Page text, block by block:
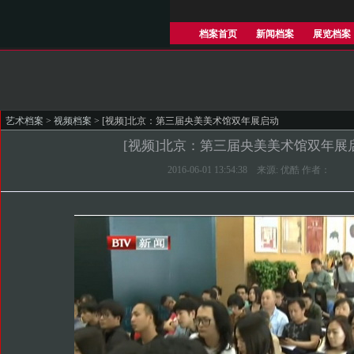
档案首页 新闻档案 展览档案
艺术档案 > 视频档案 > [视频]北京：第三届央美美术馆双年展启动
[视频]北京：第三届央美美术馆双年展
2016-06-01 13:54:38 来源: 优酷 作者：